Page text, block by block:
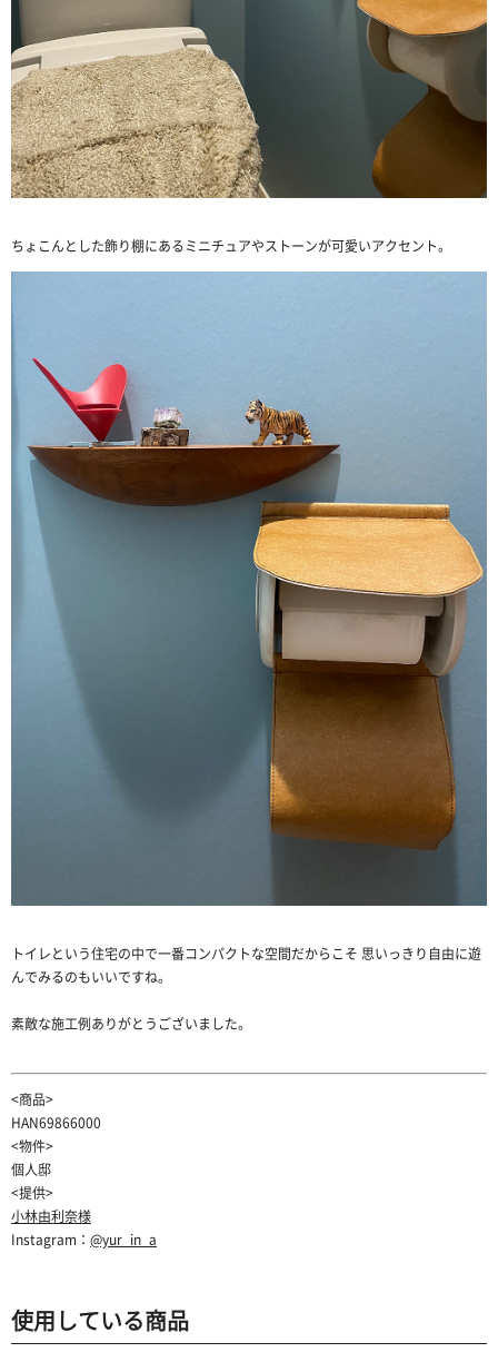
ちょこんとした飾り棚にあるミニチュアやストーンが可愛いアクセント。
トイレという住宅の中で一番コンパクトな空間だからこそ 思いっきり自由に遊
んでみるのもいいですね。
素敵な施工例ありがとうございました。
<商品>
HAN69866000
<物件>
個人邸
<提供>
小林由利奈様
Instagram： @yur_in_a
使用している商品